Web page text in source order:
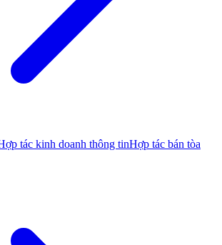
tác kinh doanh thông tinHợp tác bán tòa